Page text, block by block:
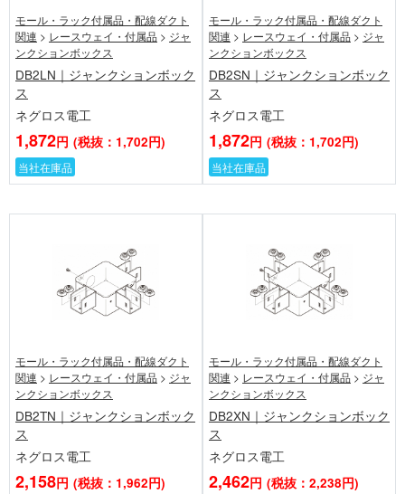
モール・ラック付属品・配線ダクト
関連 > レースウェイ・付属品 > ジャ
ンクションボックス
DB2LN｜ジャンクションボック
ス
ネグロス電工
1,872円 (税抜：1,702円)
当社在庫品
モール・ラック付属品・配線ダクト
関連 > レースウェイ・付属品 > ジャ
ンクションボックス
DB2SN｜ジャンクションボック
ス
ネグロス電工
1,872円 (税抜：1,702円)
当社在庫品
モール・ラック付属品・配線ダクト
関連 > レースウェイ・付属品 > ジャ
ンクションボックス
DB2TN｜ジャンクションボック
ス
ネグロス電工
2,158円 (税抜：1,962円)
モール・ラック付属品・配線ダクト
関連 > レースウェイ・付属品 > ジャ
ンクションボックス
DB2XN｜ジャンクションボック
ス
ネグロス電工
2,462円 (税抜：2,238円)